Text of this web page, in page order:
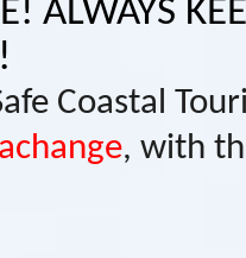
ALWAYS
Coastal
, with